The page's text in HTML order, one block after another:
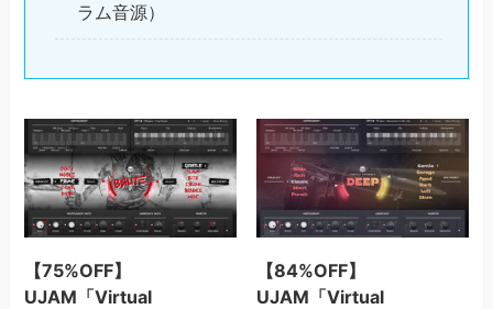
ラム音源）
【75%OFF】
UJAM「Virtual
【84%OFF】
UJAM「Virtual